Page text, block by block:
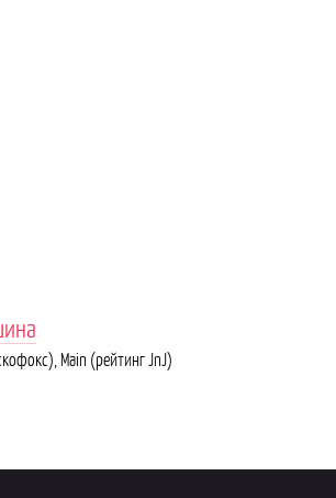
Main (рейтинг JnJ)